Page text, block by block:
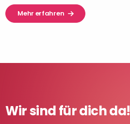
Mehr erfahren
Wir sind für dich da!